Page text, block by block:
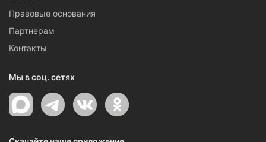
Правовые основания
Партнерам
Контакты
Мы в соц. сетях